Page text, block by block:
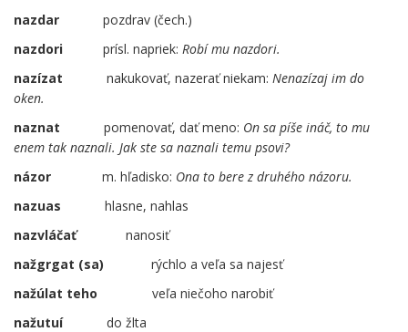
nazdar pozdrav (čech.)
nazdori prísl. napriek: Robí mu nazdori.
nazízat nakukovať, nazerať niekam: Nenazízaj im do
oken.
naznat pomenovať, dať meno: On sa píše ináč, to mu
enem tak naznali. Jak ste sa naznali temu psovi?
názor m. hľadisko: Ona to bere z druhého názoru.
nazuas hlasne, nahlas
nazvláčať
nanosiť
nažgrgat (sa) rýchlo a veľa sa najesť
nažúlat teho veľa niečoho narobiť
nažutuí do žlta